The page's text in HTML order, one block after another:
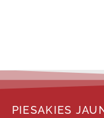
PIESAKIES